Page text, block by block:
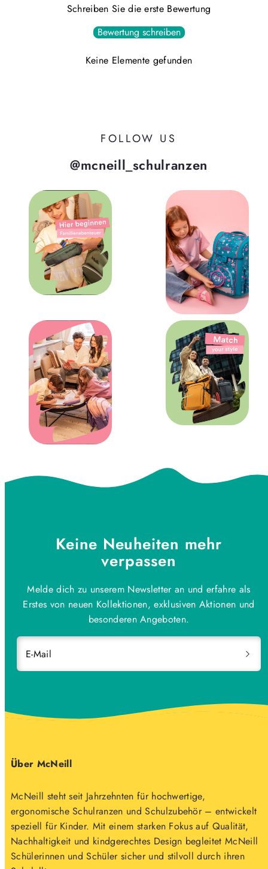
Schreiben Sie die erste Bewertung
Bewertung schreiben
Keine Elemente gefunden
FOLLOW US
@mcneill_schulranzen
Keine Neuheiten mehr
verpassen
Melde dich zu unserem Newsletter an und erfahre als
Erstes von neuen Kollektionen, exklusiven Aktionen und
besonderen Angeboten.
E-Mail
Über McNeill
McNeill steht seit Jahrzehnten für hochwertige,
ergonomische Schulranzen und Schulzubehör – entwickelt
speziell für Kinder. Mit einem starken Fokus auf Qualität,
Nachhaltigkeit und kindgerechtes Design begleitet McNeill
Schülerinnen und Schüler sicher und stilvoll durch ihren